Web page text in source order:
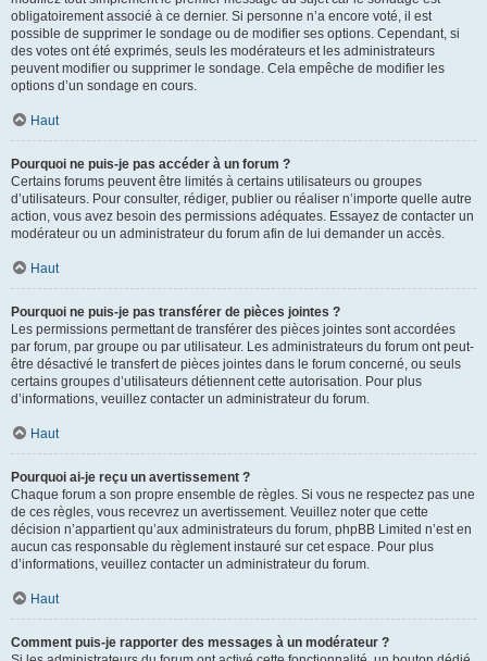
obligatoirement associé à ce dernier. Si personne n’a encore voté, il est
possible de supprimer le sondage ou de modifier ses options. Cependant, si
des votes ont été exprimés, seuls les modérateurs et les administrateurs
peuvent modifier ou supprimer le sondage. Cela empêche de modifier les
options d’un sondage en cours.
Haut
Pourquoi ne puis-je pas accéder à un forum ?
Certains forums peuvent être limités à certains utilisateurs ou groupes
d’utilisateurs. Pour consulter, rédiger, publier ou réaliser n’importe quelle autre
action, vous avez besoin des permissions adéquates. Essayez de contacter un
modérateur ou un administrateur du forum afin de lui demander un accès.
Haut
Pourquoi ne puis-je pas transférer de pièces jointes ?
Les permissions permettant de transférer des pièces jointes sont accordées
par forum, par groupe ou par utilisateur. Les administrateurs du forum ont peut-
être désactivé le transfert de pièces jointes dans le forum concerné, ou seuls
certains groupes d’utilisateurs détiennent cette autorisation. Pour plus
d’informations, veuillez contacter un administrateur du forum.
Haut
Pourquoi ai-je reçu un avertissement ?
Chaque forum a son propre ensemble de règles. Si vous ne respectez pas une
de ces règles, vous recevrez un avertissement. Veuillez noter que cette
décision n’appartient qu’aux administrateurs du forum, phpBB Limited n’est en
aucun cas responsable du règlement instauré sur cet espace. Pour plus
d’informations, veuillez contacter un administrateur du forum.
Haut
Comment puis-je rapporter des messages à un modérateur ?